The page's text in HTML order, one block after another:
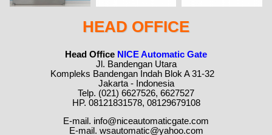
HEAD OFFICE
Head Office NICE Automatic Gate
Jl. Bandengan Utara
Kompleks Bandengan Indah Blok A 31-32
Jakarta - Indonesia
Telp. (021) 6627526, 6627527
HP. 08121831578, 08129679108
E-mail. info@niceautomaticgate.com
E-mail. wsautomatic@yahoo.com